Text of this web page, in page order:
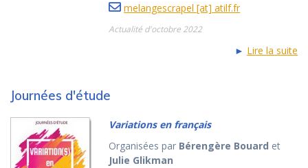
melangescrapel [at] atilf.fr
Actualité d'octobre 2022
► Lire la suite
Journées d'étude
Variations en français
Organisées par Bérengère Bouard et
Julie Glikman